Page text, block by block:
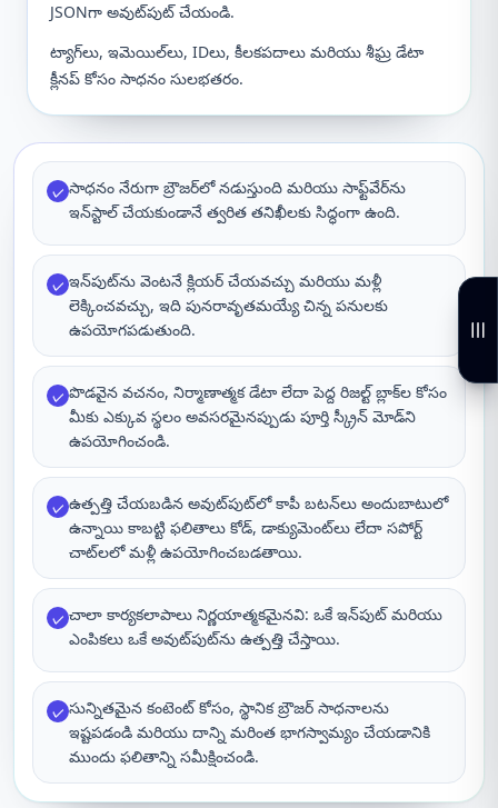
JSONగా అవుట్‌పుట్ చేయండి.
ట్యాగ్‌లు, ఇమెయిల్‌లు, IDలు, కీలకపదాలు మరియు శీఘ్ర డేటా
క్లీనప్ కోసం సాధనం సులభతరం.
✓ సాధనం నేరుగా బ్రౌజర్‌లో నడుస్తుంది మరియు సాఫ్ట్‌వేర్‌ను
ఇన్‌స్టాల్ చేయకుండానే త్వరిత తనిఖీలకు సిద్ధంగా ఉంది.
✓ ఇన్‌పుట్‌ను వెంటనే క్లియర్ చేయవచ్చు మరియు మళ్లీ
లెక్కించవచ్చు, ఇది పునరావృతమయ్యే చిన్న పనులకు
ఉపయోగపడుతుంది.
✓ పొడవైన వచనం, నిర్మాణాత్మక డేటా లేదా పెద్ద రిజల్ట్ బ్లాక్‌ల కోసం
మీకు ఎక్కువ స్థలం అవసరమైనప్పుడు పూర్తి స్క్రీన్ మోడ్‌ని
ఉపయోగించండి.
✓ ఉత్పత్తి చేయబడిన అవుట్‌పుట్‌లో కాపీ బటన్‌లు అందుబాటులో
ఉన్నాయి కాబట్టి ఫలితాలు కోడ్, డాక్యుమెంట్‌లు లేదా సపోర్ట్
చాట్‌లలో మళ్లీ ఉపయోగించబడతాయి.
✓ చాలా కార్యకలాపాలు నిర్ణయాత్మకమైనవి: ఒకే ఇన్‌పుట్ మరియు
ఎంపికలు ఒకే అవుట్‌పుట్‌ను ఉత్పత్తి చేస్తాయి.
✓ సున్నితమైన కంటెంట్ కోసం, స్థానిక బ్రౌజర్ సాధనాలను
ఇష్టపడండి మరియు దాన్ని మరింత భాగస్వామ్యం చేయడానికి
ముందు ఫలితాన్ని సమీక్షించండి.